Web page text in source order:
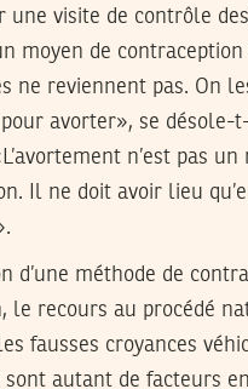
une visite de contrôle
moyen de
ne reviennent pas. On
avorter», se désole-
n’est pas un
Il ne doit avoir lieu
d’une méthode de
le recours au procédé
fausses croyances
sont autant de facteurs